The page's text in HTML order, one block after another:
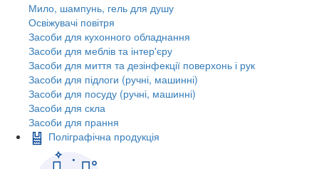
Мило, шампунь, гель для душу
Освіжувачі повітря
Засоби для кухонного обладнання
Засоби для меблів та інтер'єру
Засоби для миття та дезінфекції поверхонь і рук
Засоби для підлоги (ручні, машинні)
Засоби для посуду (ручні, машинні)
Засоби для скла
Засоби для прання
Поліграфічна продукція